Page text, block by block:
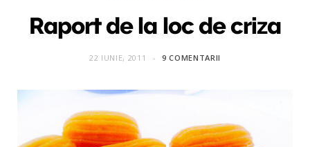
Raport de la loc de criza
22 IUNIE, 2011 9 COMENTARII